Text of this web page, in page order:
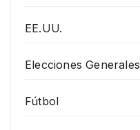
EE.UU.
Elecciones Generales
Fútbol